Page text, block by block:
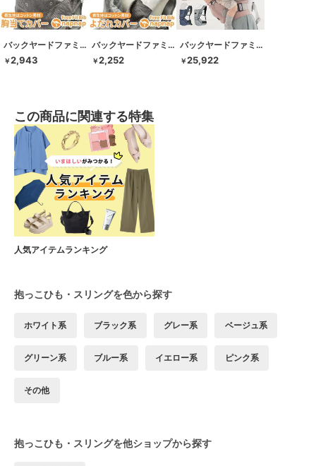
バックヤードファミリー
￥2,943
バックヤードファミリー
￥2,252
バックヤードファミリー
￥25,922
この商品に関連する特集
人気アイテムランキング
抱っこひも・スリングを色から探す
ホワイト系 ブラック系 グレー系 ベージュ系
グリーン系 ブルー系 イエロー系 ピンク系
その他
抱っこひも・スリングを他ショップから探す